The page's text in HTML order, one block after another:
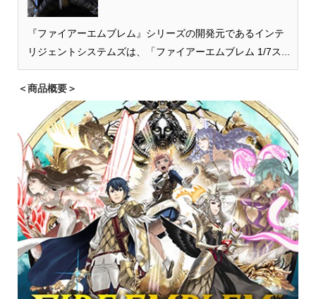
『ファイアーエムブレム』シリーズの開発元であるインテ
リジェントシステムズは、「ファイアーエムブレム 1/7ス...
＜商品概要＞